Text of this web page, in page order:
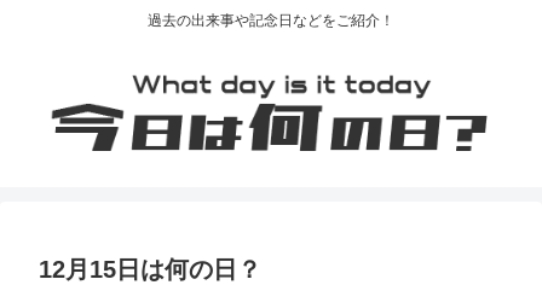
過去の出来事や記念日などをご紹介！
12月15日は何の日？